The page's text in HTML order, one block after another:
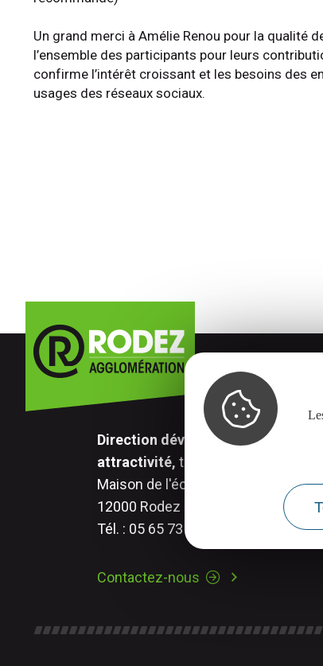
Un grand merci à Amélie Renou pour la qualité
l’ensemble des participants pour leurs
confirme l’intérêt croissant et les besoins des
usages des réseaux sociaux.
Direction développement
attractivité, transition numérique.
Maison de l'économie - 17 rue
12000 Rodez
Tél. : 05 65 73 83 09
Contactez-nous